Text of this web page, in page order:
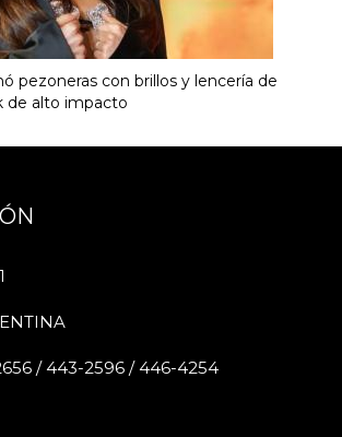
pezoneras con brillos y lencería de
de alto impacto
/ 443-2596 / 446-4254